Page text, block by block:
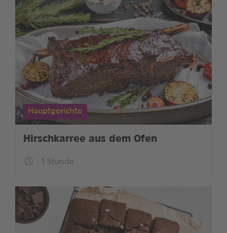
Hauptgerichte
Hirschkarree aus dem Ofen
1 Stunde